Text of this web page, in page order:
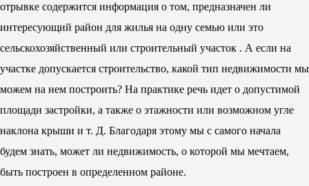
отрывке содержится информация о том, предназначен ли
интересующий район для жилья на одну семью или это
сельскохозяйственный или строительный участок . А если на
участке допускается строительство, какой тип недвижимости мы
можем на нем построить? На практике речь идет о допустимой
площади застройки, а также о этажности или возможном угле
наклона крыши и т. Д. Благодаря этому мы с самого начала
будем знать, может ли недвижимость, о которой мы мечтаем,
быть построен в определенном районе.